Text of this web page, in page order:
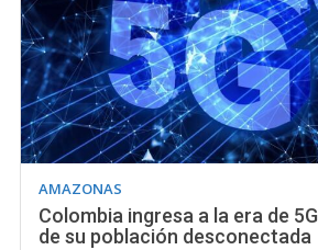
AMAZONAS
Colombia ingresa a la era de
de su población desconectada